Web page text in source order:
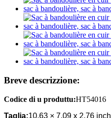
Breve descrizzione:
Codice di u produttu:HT54016
Taglia:10,63 × 7,09 x 2,76 inch